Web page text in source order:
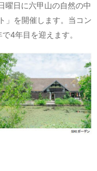
p.
io
曜日に六甲山の自然の中
」を開催します。当コン
4年目を迎えます。